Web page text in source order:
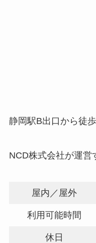
静岡駅B出口から徒
NCD株式会社が運営
屋内／屋外
利用可能時間
休日